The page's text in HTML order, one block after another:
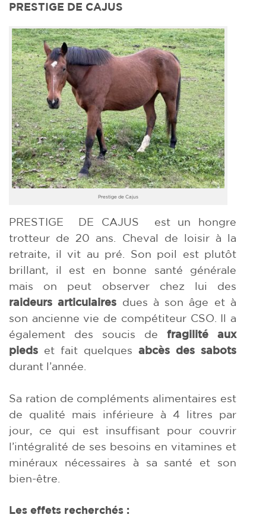
PRESTIGE DE CAJUS
Prestige de Cajus
PRESTIGE DE CAJUS est un hongre
trotteur de 20 ans. Cheval de loisir à la
retraite, il vit au pré. Son poil est plutôt
brillant, il est en bonne santé générale
mais on peut observer chez lui des
raideurs articulaires dues à son âge et à
son ancienne vie de compétiteur CSO. Il a
également des soucis de fragilité aux
pieds et fait quelques abcès des sabots
durant l’année.
Sa ration de compléments alimentaires est
de qualité mais inférieure à 4 litres par
jour, ce qui est insuffisant pour couvrir
l’intégralité de ses besoins en vitamines et
minéraux nécessaires à sa santé et son
bien-être.
Les effets recherchés :